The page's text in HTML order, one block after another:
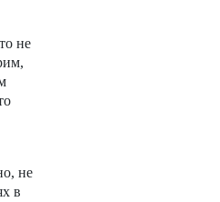
не
не
в